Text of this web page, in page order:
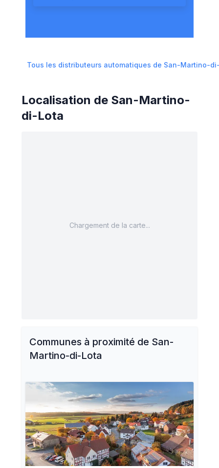
Tous les distributeurs automatiques de San-Martino-
Localisation de San-Martino-
di-Lota
Chargement de la carte...
Communes à proximité de San-
Martino-di-Lota